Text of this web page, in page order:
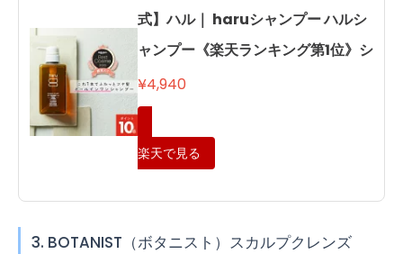
式】ハル｜ haruシャンプー ハルシ
ャンプー《楽天ランキング第1位》シ
¥4,940
楽天で見る
3. BOTANIST（ボタニスト）スカルプクレンズ